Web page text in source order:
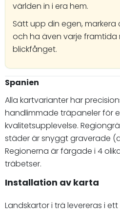
världen in i era hem.
Sätt upp din egen,
och ha även varje framtida
blickfånget.
Spanien
Alla kartvarianter har
handlimmade träpaneler för
kvalitetsupplevelse.
städer är snyggt graverade
Regionerna är färgade i 4
träbetser.
Installation av karta
Landskartor i trä levereras i